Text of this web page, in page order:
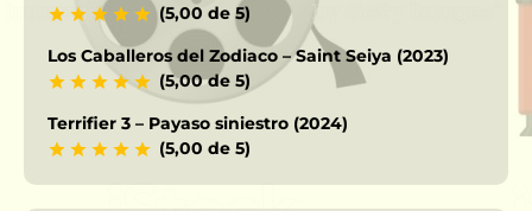
(5,00 de 5)
Los Caballeros del Zodiaco – Saint Seiya (2023)
(5,00 de 5)
Terrifier 3 – Payaso siniestro (2024)
(5,00 de 5)